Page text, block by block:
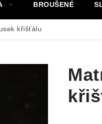
BROUŠENÉ
křišťálu